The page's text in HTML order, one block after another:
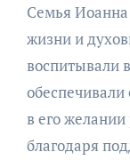
Семья Иоанна
жизни и
воспитывали
в его
благодаря